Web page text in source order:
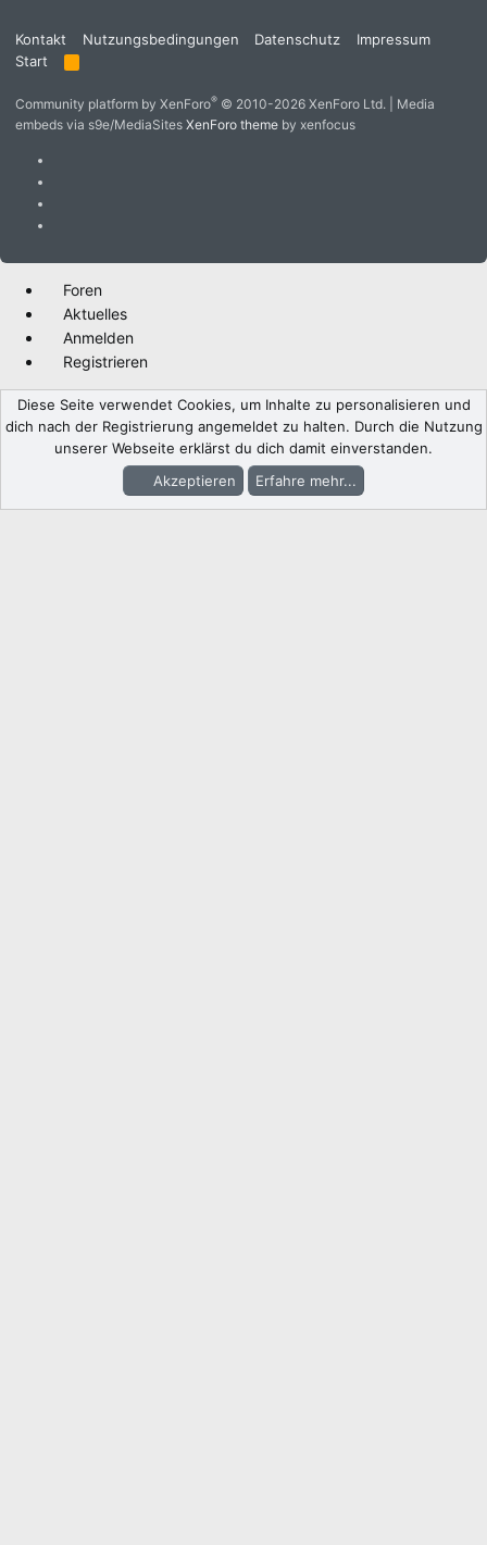
Kontakt Nutzungsbedingungen Datenschutz
Impressum
Start
R
S
Community platform by XenForo® © 2010-2026 XenForo Ltd.
Media
embeds via s9e/MediaSites XenForo theme by xenfocus
Foren
Aktuelles
Anmelden
Registrieren
Diese Seite verwendet Cookies, um Inhalte zu personalisieren und
dich nach der Registrierung angemeldet zu halten. Durch die Nutzung
unserer Webseite erklärst du dich damit einverstanden.
Akzeptieren
Erfahre mehr...